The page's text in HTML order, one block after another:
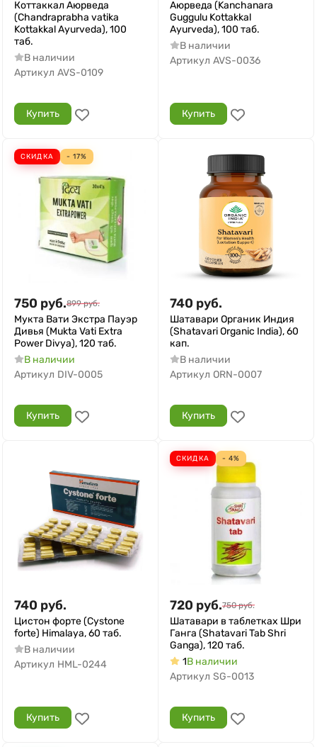
Коттаккал Аюрведа
(Chandraprabha vatika
Kottakkal Ayurveda), 100
таб.
В наличии
Артикул AVS-0109
Купить
Аюрведа (Kanchanara
Guggulu Kottakkal
Ayurveda), 100 таб.
В наличии
Артикул AVS-0036
Купить
СКИДКА - 17%
750 руб.899 руб.
Мукта Вати Экстра Пауэр
Дивья (Mukta Vati Extra
Power Divya), 120 таб.
В наличии
Артикул DIV-0005
Купить
740 руб.
Шатавари Органик Индия
(Shatavari Organic India), 60
кап.
В наличии
Артикул ORN-0007
Купить
740 руб.
Цистон форте (Cystone
forte) Himalaya, 60 таб.
В наличии
Артикул HML-0244
Купить
СКИДКА - 4%
720 руб.750 руб.
Шатавари в таблетках Шри
Ганга (Shatavari Tab Shri
Ganga), 120 таб.
1В наличии
Артикул SG-0013
Купить